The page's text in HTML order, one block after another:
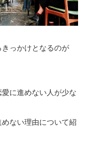
っかけとなるのが
に進めない人が少な
ない理由について紹